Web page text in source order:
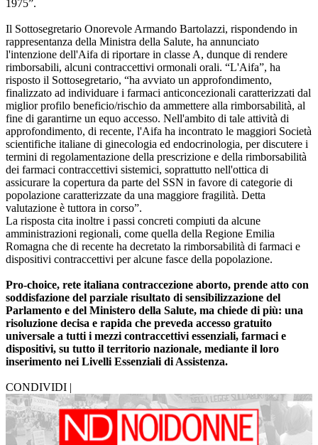
1975”.
Il Sottosegretario Onorevole Armando Bartolazzi, rispondendo in
rappresentanza della Ministra della Salute, ha annunciato
l'intenzione dell'Aifa di riportare in classe A, dunque di rendere
rimborsabili, alcuni contraccettivi ormonali orali. “L'Aifa”, ha
risposto il Sottosegretario, “ha avviato un approfondimento,
finalizzato ad individuare i farmaci anticoncezionali caratterizzati dal
miglior profilo beneficio/rischio da ammettere alla rimborsabilità, al
fine di garantirne un equo accesso. Nell'ambito di tale attività di
approfondimento, di recente, l'Aifa ha incontrato le maggiori Società
scientifiche italiane di ginecologia ed endocrinologia, per discutere i
termini di regolamentazione della prescrizione e della rimborsabilità
dei farmaci contraccettivi sistemici, soprattutto nell'ottica di
assicurare la copertura da parte del SSN in favore di categorie di
popolazione caratterizzate da una maggiore fragilità. Detta
valutazione è tuttora in corso”.
La risposta cita inoltre i passi concreti compiuti da alcune
amministrazioni regionali, come quella della Regione Emilia
Romagna che di recente ha decretato la rimborsabilità di farmaci e
dispositivi contraccettivi per alcune fasce della popolazione.
Pro-choice, rete italiana contraccezione aborto, prende atto con
soddisfazione del parziale risultato di sensibilizzazione del
Parlamento e del Ministero della Salute, ma chiede di più: una
risoluzione decisa e rapida che preveda accesso gratuito
universale a tutti i mezzi contraccettivi essenziali, farmaci e
dispositivi, su tutto il territorio nazionale, mediante il loro
inserimento nei Livelli Essenziali di Assistenza.
CONDIVIDI |